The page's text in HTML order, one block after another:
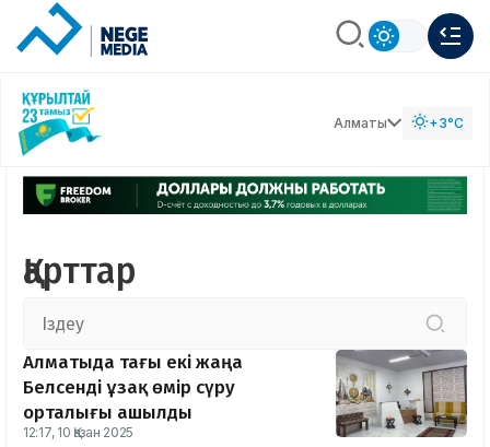
Алматы +3°C
Қарттар
Алматыда тағы екі жаңа
Белсенді ұзақ өмір сүру
орталығы ашылды
12:17, 10 Қазан 2025